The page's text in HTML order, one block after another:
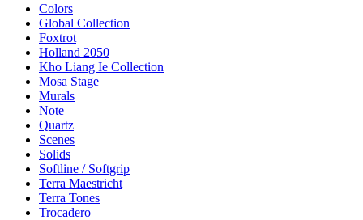
Colors
Global Collection
Foxtrot
Holland 2050
Kho Liang Ie Collection
Mosa Stage
Murals
Note
Quartz
Scenes
Solids
Softline / Softgrip
Terra Maestricht
Terra Tones
Trocadero